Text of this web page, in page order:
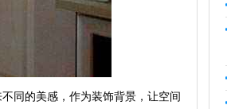
同的美感，作为装饰背景，让空间